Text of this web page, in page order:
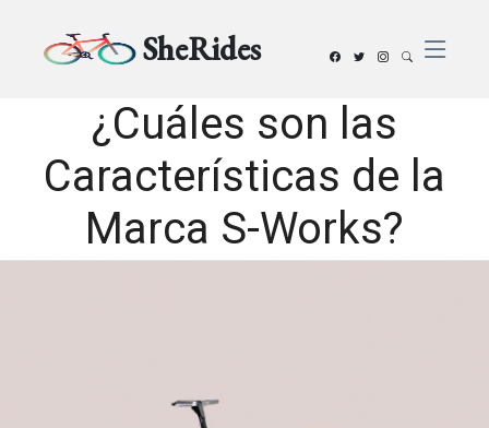
SheRides
¿Cuáles son las
Características de la
Marca S-Works?